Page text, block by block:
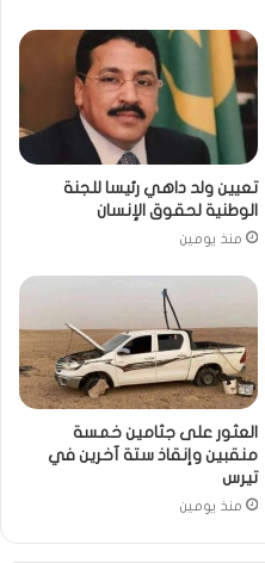
تعيين ولد داهي رئيسا للجنة
الوطنية لحقوق الإنسان
منذ يومين
العثور على جثامين خمسة
منقبين وإنقاذ ستة آخرين في
تيرس
منذ يومين